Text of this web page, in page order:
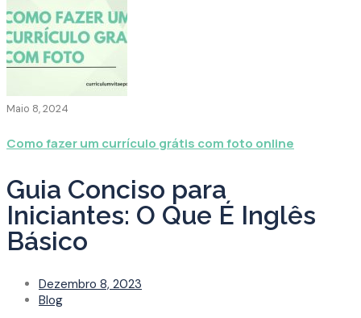
Maio 8, 2024
Como fazer um currículo grátis com foto online
Guia Conciso para
Iniciantes: O Que É Inglês
Básico
Dezembro 8, 2023
Blog